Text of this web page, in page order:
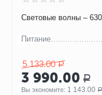
Световые волны –
Питание
5 133.00 Р
3 990.00 Р
Вы экономите: 1 143.00 Р